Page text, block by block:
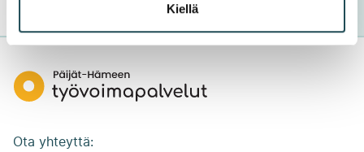
Kiellä
Päijät-
Hämeen
Ota yhteyttä: